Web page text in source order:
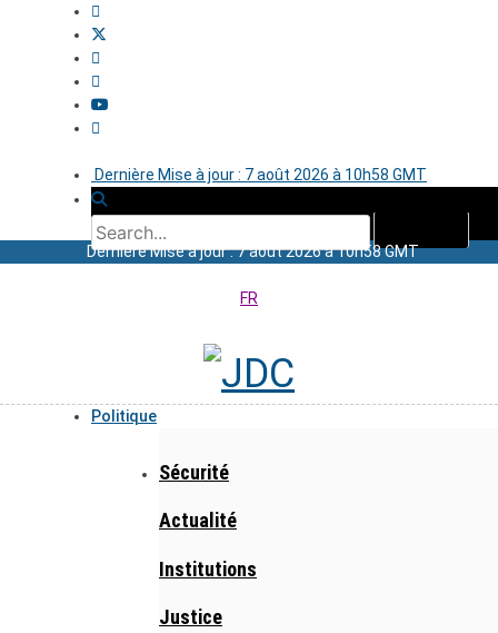
Dernière Mise à jour : 7 août 2026 à 10h58 GMT
Dernière Mise à jour : 7 août 2026 à 10h58 GMT
FR
Politique
Sécurité
Actualité
Institutions
Justice